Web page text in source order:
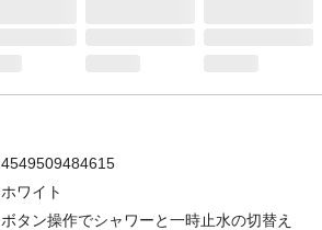
4549509484615
ホワイト
ボタン操作でシャワーと一時止水の切替え